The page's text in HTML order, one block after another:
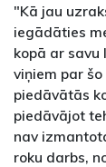
"Kā jau
iegādāties
kopā ar savu
viņiem par
piedāvātās
piedāvājot
nav
roku darbs,